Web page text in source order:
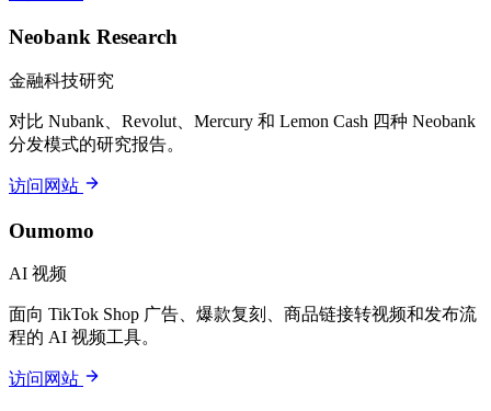
Neobank Research
金融科技研究
对比 Nubank、Revolut、Mercury 和 Lemon Cash 四种 Neobank
分发模式的研究报告。
访问网站
Oumomo
AI 视频
面向 TikTok Shop 广告、爆款复刻、商品链接转视频和发布流
程的 AI 视频工具。
访问网站